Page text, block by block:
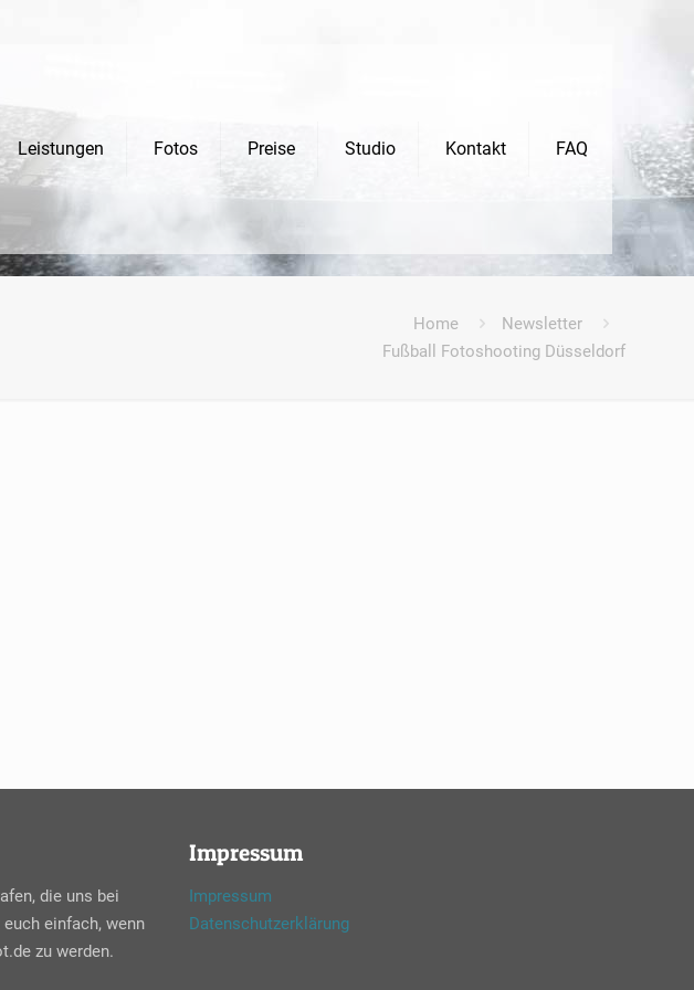
Leistungen Fotos Preise Studio Kontakt FAQ
Home
Newsletter
Fußball Fotoshooting Düsseldorf
die uns bei
einfach, wenn
zu werden.
Impressum
Impressum
Datenschutzerklärung